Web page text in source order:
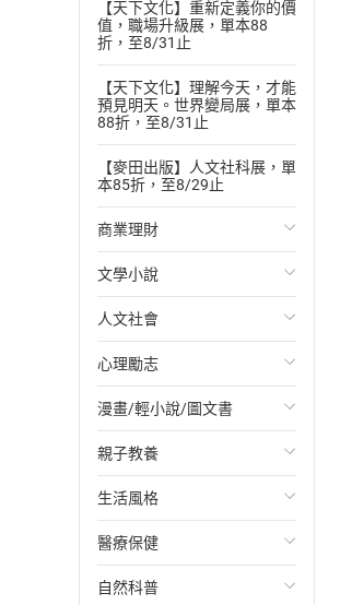
【天下文化】重新定義你的價
值，職場升級展，單本88
折，至8/31止
【天下文化】理解今天，才能
預見明天。世界變局展，單本
88折，至8/31止
【麥田出版】人文社科展，單
本85折，至8/29止
商業理財
投資理財
經濟/趨勢
財務/金融
管理/領導
職場工作術
成功法
行銷/廣告
傳記
文學小說
歐美文學
日本文學
韓國文學
華文文學
經典文學
成長/家庭生活小說
懸疑/推理小說
人文社會
國際關係
政治
社會科學
台灣/中國歷史
日/韓歷史
其他歷史/史學
心理勵志
心靈成長/情緒
人際關係
兩性關係
心理學
漫畫/輕小說/圖文書
輕小說
奇幻/科幻
愛情故事
職場/社會寫實
親子教養
教育現場
兒童文學/故事
兒童科普/學習
生活風格
飲食/食譜
健身/美顏
醫療保健
健康/養生
自然科普